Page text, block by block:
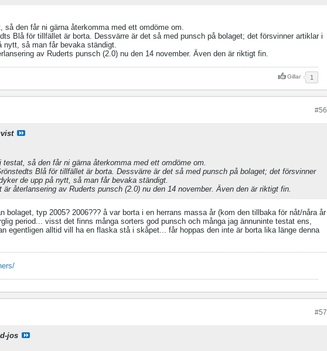
den får ni gärna återkomma med ett omdöme om.
Blå för tillfället är borta. Dessvärre är det så med punsch på bolaget; det försvinner artiklar i
nytt, så man får bevaka ständigt.
av Ruderts punsch (2.0) nu den 14 november. Även den är riktigt fin.
Gillar 1
#56
så den får ni gärna återkomma med ett omdöme om.
Blå för tillfället är borta. Dessvärre är det så med punsch på bolaget; det försvinner
de upp på nytt, så man får bevaka ständigt.
återlansering av Ruderts punsch (2.0) nu den 14 november. Även den är riktigt fin.
bolaget, typ 2005? 2006??? å var borta i en herrans massa år (kom den tillbaka för nåt/nåra år
period... visst det finns många sorters god punsch och många jag ännuninte testat ens,
egentligen alltid vill ha en flaska stå i skåpet... får hoppas den inte är borta lika länge denna
#57
jos